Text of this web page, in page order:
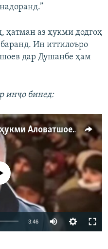
аз ҳукми додгоҳ
Ин иттилоъро
дар Душанбе ҳам
инҷо бинед:
Хешовандон бозбинии ҳукми Аловатшоевро хостанд
намекунад
3:46